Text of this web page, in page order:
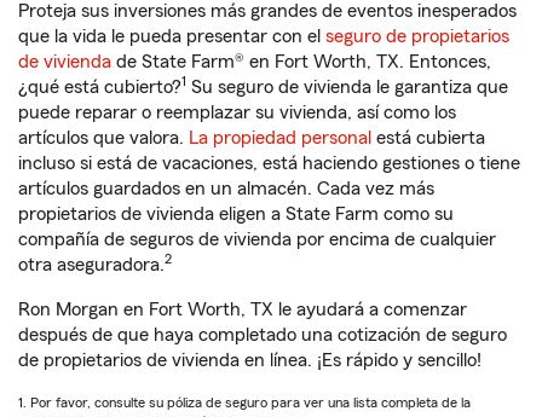
Proteja sus inversiones más grandes de eventos inesperados
que la vida le pueda presentar con el seguro de propietarios
de vivienda de State Farm® en Fort Worth, TX. Entonces,
¿qué está cubierto?1 Su seguro de vivienda le garantiza que
puede reparar o reemplazar su vivienda, así como los
artículos que valora. La propiedad personal está cubierta
incluso si está de vacaciones, está haciendo gestiones o tiene
artículos guardados en un almacén. Cada vez más
propietarios de vivienda eligen a State Farm como su
compañía de seguros de vivienda por encima de cualquier
otra aseguradora.2
Ron Morgan en Fort Worth, TX le ayudará a comenzar
después de que haya completado una cotización de seguro
de propietarios de vivienda en línea. ¡Es rápido y sencillo!
1. Por favor, consulte su póliza de seguro para ver una lista completa de la